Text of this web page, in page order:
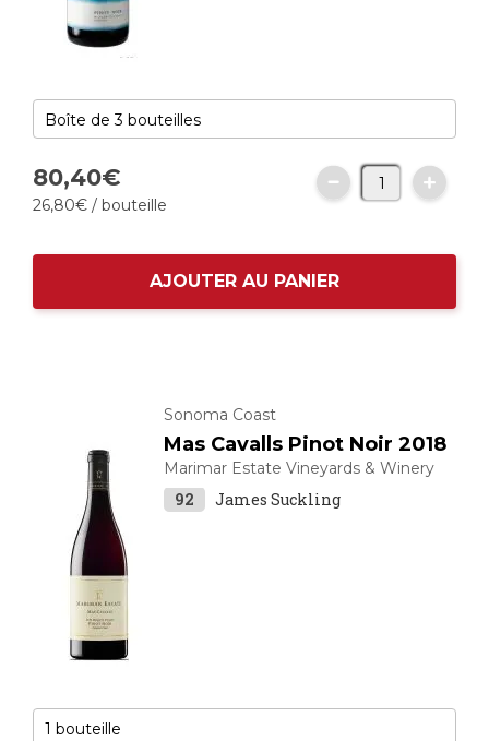
80,40€
26,80€ / bouteille
AJOUTER AU PANIER
Sonoma Coast
Mas Cavalls Pinot Noir 2018
Marimar Estate Vineyards & Winery
92 James Suckling